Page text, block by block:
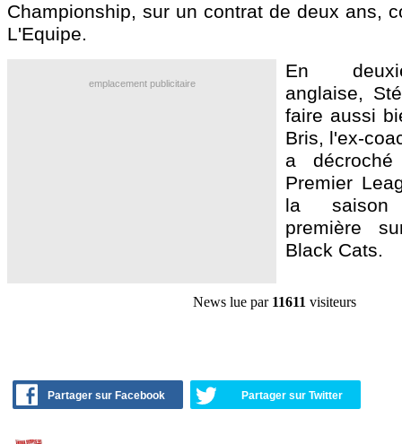
Championship, sur un contrat de deux ans,
L'Equipe.
emplacement publicitaire
En
anglaise,
faire aussi
Bris, l'ex-
a
Premier
la saison
première
Black Cats.
News lue par 11611 visiteurs
Partager sur Facebook Partager sur Twitter